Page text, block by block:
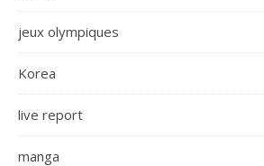
jeux olympiques
Korea
live report
manga